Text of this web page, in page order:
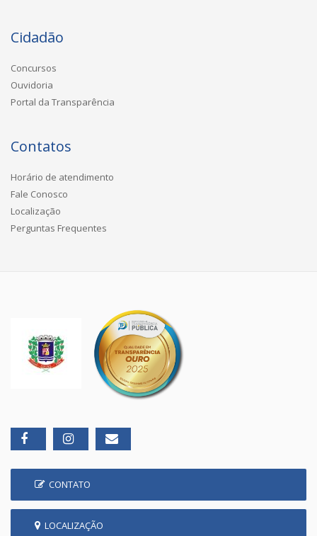
Cidadão
Concursos
Ouvidoria
Portal da Transparência
Contatos
Horário de atendimento
Fale Conosco
Localização
Perguntas Frequentes
CONTATO
LOCALIZAÇÃO